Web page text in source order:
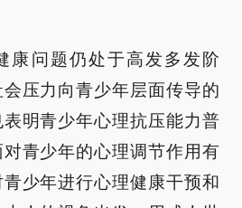
康问题仍处于高发多发阶
压力向青少年层面传导的
明青少年心理抗压能力普
青少年的心理调节作用有
少年进行心理健康干预和